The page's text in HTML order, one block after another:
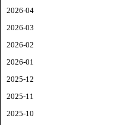
2026-04
2026-03
2026-02
2026-01
2025-12
2025-11
2025-10